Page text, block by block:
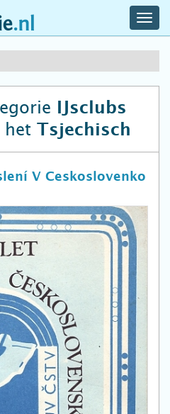
IJsclubs
het Tsjechisch
V Ceskoslovenko